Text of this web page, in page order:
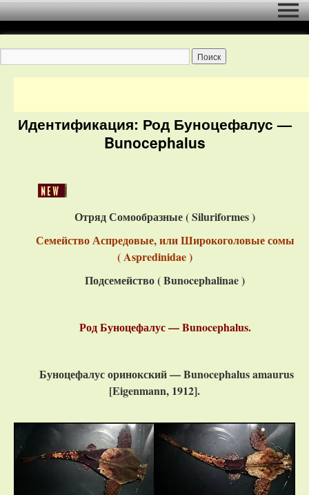
Идентификация: Род Буноцефалус —
Bunocephalus
Отряд Сомообразные ( Siluriformes )
Семейство Аспредовые, или Широкоголовые сомы
( Aspredinidae )
Подсемейство ( Bunocephalinae )
Род Буноцефалус — Bunocephalus.
Буноцефалус оринокский — Bunocephalus amaurus
[Eigenmann, 1912].